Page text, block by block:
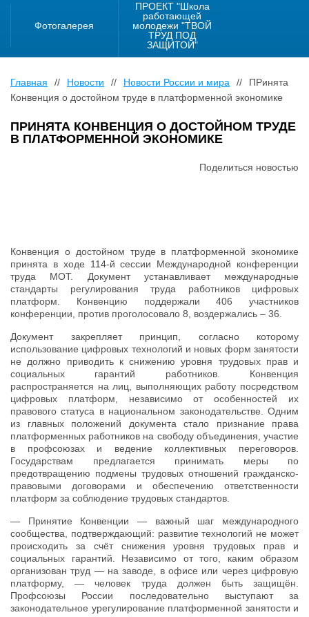
Фотогалерея
ПРОЕКТ "Школа
работающей
молодежи "ТВОЙ
ТРУД ПОД
ЗАЩИТОЙ"
Главная // Новости // Новости России и мира //
ПРинята
Конвенция о достойном труде в платформенной экономике
ПРИНЯТА КОНВЕНЦИЯ О ДОСТОЙНОМ ТРУДЕ
В ПЛАТФОРМЕННОЙ ЭКОНОМИКЕ
Поделиться новостью
Конвенция о достойном труде в платформенной экономике
принята в ходе 114-й сессии Международной конференции
труда МОТ. Документ устанавливает международные
стандарты регулирования труда работников цифровых
платформ. Конвенцию поддержали 406 участников
конференции, против проголосовало 8, воздержались – 36.
Документ закрепляет принцип, согласно которому
использование цифровых технологий и новых форм занятости
не должно приводить к снижению уровня трудовых прав и
социальных гарантий работников. Конвенция
распространяется на лиц, выполняющих работу посредством
цифровых платформ, независимо от особенностей их
правового статуса в национальном законодательстве. Одним
из главных положений документа стало признание права
платформенных работников на свободу объединения, участие
в профсоюзах и ведение коллективных переговоров.
Государствам предлагается принимать меры по
предотвращению подмены трудовых отношений гражданско-
правовыми договорами и обеспечению ответственности
платформ за соблюдение трудовых стандартов.
— Принятие Конвенции — важный шаг международного
сообщества, подтверждающий: развитие технологий не может
происходить за счёт снижения уровня трудовых прав и
социальных гарантий. Независимо от того, каким образом
организован труд — на заводе, в офисе или через цифровую
платформу, — человек труда должен быть защищён.
Профсоюзы России последовательно выступают за
законодательное урегулирование платформенной занятости и